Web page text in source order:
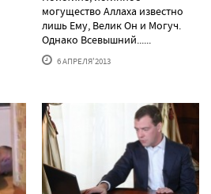
могущество Аллаха известно
лишь Ему, Велик Он и Могуч.
Однако Всевышний......
6 АПРЕЛЯ'2013